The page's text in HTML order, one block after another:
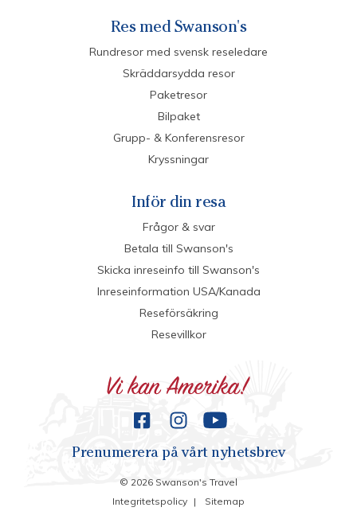
Res med Swanson's
Rundresor med svensk reseledare
Skräddarsydda resor
Paketresor
Bilpaket
Grupp- & Konferensresor
Kryssningar
Inför din resa
Frågor & svar
Betala till Swanson's
Skicka inreseinfo till Swanson's
Inreseinformation USA/Kanada
Reseförsäkring
Resevillkor
Prenumerera på vårt nyhetsbrev
© 2026 Swanson's Travel
Integritetspolicy | Sitemap